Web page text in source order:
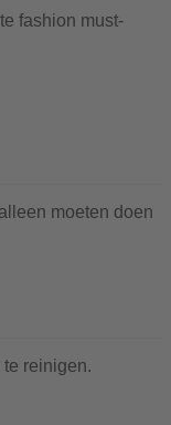
fashion must-
moeten doen
reinigen.